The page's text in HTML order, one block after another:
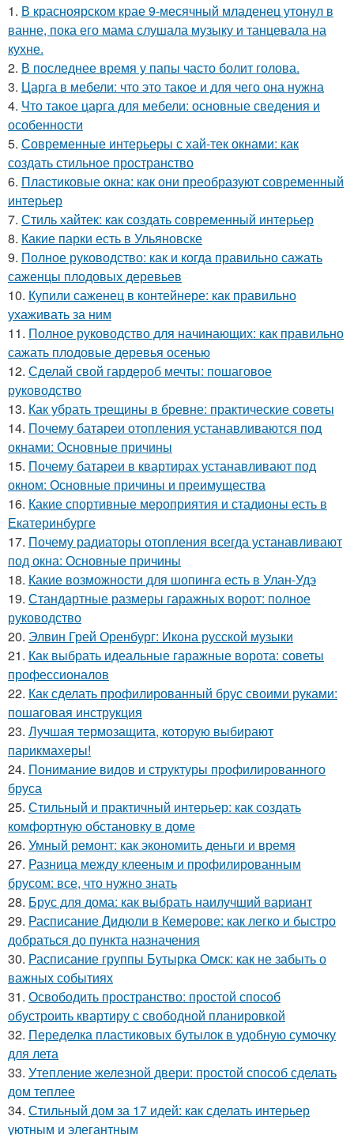
1. В красноярском крае 9-месячный младенец утонул в
ванне, пока его мама слушала музыку и танцевала на
кухне.
2. В последнее время у папы часто болит голова.
3. Царга в мебели: что это такое и для чего она нужна
4. Что такое царга для мебели: основные сведения и
особенности
5. Современные интерьеры с хай-тек окнами: как
создать стильное пространство
6. Пластиковые окна: как они преобразуют современный
интерьер
7. Стиль хайтек: как создать современный интерьер
8. Какие парки есть в Ульяновске
9. Полное руководство: как и когда правильно сажать
саженцы плодовых деревьев
10. Купили саженец в контейнере: как правильно
ухаживать за ним
11. Полное руководство для начинающих: как правильно
сажать плодовые деревья осенью
12. Сделай свой гардероб мечты: пошаговое
руководство
13. Как убрать трещины в бревне: практические советы
14. Почему батареи отопления устанавливаются под
окнами: Основные причины
15. Почему батареи в квартирах устанавливают под
окном: Основные причины и преимущества
16. Какие спортивные мероприятия и стадионы есть в
Екатеринбурге
17. Почему радиаторы отопления всегда устанавливают
под окна: Основные причины
18. Какие возможности для шопинга есть в Улан-Удэ
19. Стандартные размеры гаражных ворот: полное
руководство
20. Элвин Грей Оренбург: Икона русской музыки
21. Как выбрать идеальные гаражные ворота: советы
профессионалов
22. Как сделать профилированный брус своими руками:
пошаговая инструкция
23. Лучшая термозащита, которую выбирают
парикмахеры!
24. Понимание видов и структуры профилированного
бруса
25. Стильный и практичный интерьер: как создать
комфортную обстановку в доме
26. Умный ремонт: как экономить деньги и время
27. Разница между клееным и профилированным
брусом: все, что нужно знать
28. Брус для дома: как выбрать наилучший вариант
29. Расписание Дидюли в Кемерове: как легко и быстро
добраться до пункта назначения
30. Расписание группы Бутырка Омск: как не забыть о
важных событиях
31. Освободить пространство: простой способ
обустроить квартиру с свободной планировкой
32. Переделка пластиковых бутылок в удобную сумочку
для лета
33. Утепление железной двери: простой способ сделать
дом теплее
34. Стильный дом за 17 идей: как сделать интерьер
уютным и элегантным